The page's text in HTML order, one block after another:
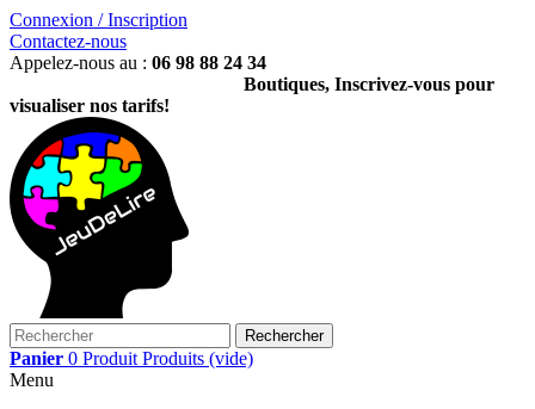
Connexion / Inscription
Contactez-nous
Appelez-nous au : 06 98 88 24 34
Boutiques, Inscrivez-vous pour
visualiser nos tarifs!
Rechercher
Panier 0 Produit Produits (vide)
Menu